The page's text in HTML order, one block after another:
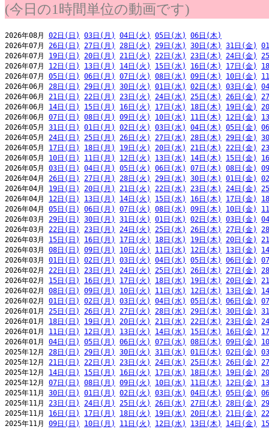
(今日の1時間単位の動画です)
2026年08月 02日(日) 03日(月) 04日(火) 05日(水)
06日(木)
2026年07月 26日(日) 27日(月) 28日(火) 29日(水) 30日(木) 31日(金)
2026年07月 19日(日) 20日(月) 21日(火) 22日(水) 23日(木) 24日(金)
2026年07月 12日(日) 13日(月) 14日(火) 15日(水) 16日(木) 17日(金)
2026年07月 05日(日) 06日(月) 07日(火) 08日(水) 09日(木) 10日(金)
2026年06月 28日(日) 29日(月) 30日(火) 01日(水) 02日(木) 03日(金)
2026年06月 21日(日) 22日(月) 23日(火) 24日(水) 25日(木) 26日(金)
2026年06月 14日(日) 15日(月) 16日(火) 17日(水) 18日(木) 19日(金)
2026年06月 07日(日) 08日(月) 09日(火) 10日(水) 11日(木) 12日(金)
2026年05月 31日(日) 01日(月) 02日(火) 03日(水) 04日(木) 05日(金)
2026年05月 24日(日) 25日(月) 26日(火) 27日(水) 28日(木) 29日(金)
2026年05月 17日(日) 18日(月) 19日(火) 20日(水) 21日(木) 22日(金)
2026年05月 10日(日) 11日(月) 12日(火) 13日(水) 14日(木) 15日(金)
2026年05月 03日(日) 04日(月) 05日(火) 06日(水) 07日(木) 08日(金)
2026年04月 26日(日) 27日(月) 28日(火) 29日(水) 30日(木) 01日(金)
2026年04月 19日(日) 20日(月) 21日(火) 22日(水) 23日(木) 24日(金)
2026年04月 12日(日) 13日(月) 14日(火) 15日(水) 16日(木) 17日(金)
2026年04月 05日(日) 06日(月) 07日(火) 08日(水) 09日(木) 10日(金)
2026年03月 29日(日) 30日(月) 31日(火) 01日(水) 02日(木) 03日(金)
2026年03月 22日(日) 23日(月) 24日(火) 25日(水) 26日(木) 27日(金)
2026年03月 15日(日) 16日(月) 17日(火) 18日(水) 19日(木) 20日(金)
2026年03月 08日(日) 09日(月) 10日(火) 11日(水) 12日(木) 13日(金)
2026年03月 01日(日) 02日(月) 03日(火) 04日(水) 05日(木) 06日(金)
2026年02月 22日(日) 23日(月) 24日(火) 25日(水) 26日(木) 27日(金)
2026年02月 15日(日) 16日(月) 17日(火) 18日(水) 19日(木) 20日(金)
2026年02月 08日(日) 09日(月) 10日(火) 11日(水) 12日(木) 13日(金)
2026年02月 01日(日) 02日(月) 03日(火) 04日(水) 05日(木) 06日(金)
2026年01月 25日(日) 26日(月) 27日(火) 28日(水) 29日(木) 30日(金)
2026年01月 18日(日) 19日(月) 20日(火) 21日(水) 22日(木) 23日(金)
2026年01月 11日(日) 12日(月) 13日(火) 14日(水) 15日(木) 16日(金)
2026年01月 04日(日) 05日(月) 06日(火) 07日(水) 08日(木) 09日(金)
2025年12月 28日(日) 29日(月) 30日(火) 31日(水) 01日(木) 02日(金)
2025年12月 21日(日) 22日(月) 23日(火) 24日(水) 25日(木) 26日(金)
2025年12月 14日(日) 15日(月) 16日(火) 17日(水) 18日(木) 19日(金)
2025年12月 07日(日) 08日(月) 09日(火) 10日(水) 11日(木) 12日(金)
2025年11月 30日(日) 01日(月) 02日(火) 03日(水) 04日(木) 05日(金)
2025年11月 23日(日) 24日(月) 25日(火) 26日(水) 27日(木) 28日(金)
2025年11月 16日(日) 17日(月) 18日(火) 19日(水) 20日(木) 21日(金)
2025年11月 09日(日) 10日(月) 11日(火) 12日(水) 13日(木) 14日(金)